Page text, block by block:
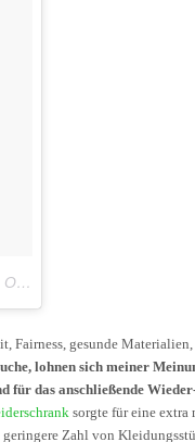
Oct 5, 2016 at 7:02am PDT
gesunde Materialien,
lohnen sich meiner
für das anschließende
sorgte für eine
Zahl von